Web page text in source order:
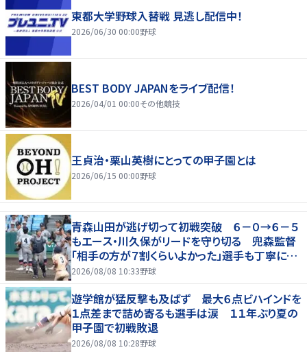
東都大学野球入替戦 見逃し配信中！
2026/06/30 00:00野球
BEST BODY JAPANをライブ配信！
2026/04/01 00:00その他競技
王貞治・栗山英樹にとっての甲子園とは
2026/06/15 00:00野球
青森山田が逃げ切って初戦突破 ６－０→６－５
もエース・川久保がリードを守り切る 兜森監督
「相手の方が７割くらいよかった」選手も丁寧に遊
学館ベンチへ一礼
2026/08/08 10:33野球
遊学館が猛反撃も及ばず 最大６点ビハインドを
１点差まで詰め寄るも選手は涙 １１年ぶり夏の
甲子園で初戦敗退
2026/08/08 10:28野球